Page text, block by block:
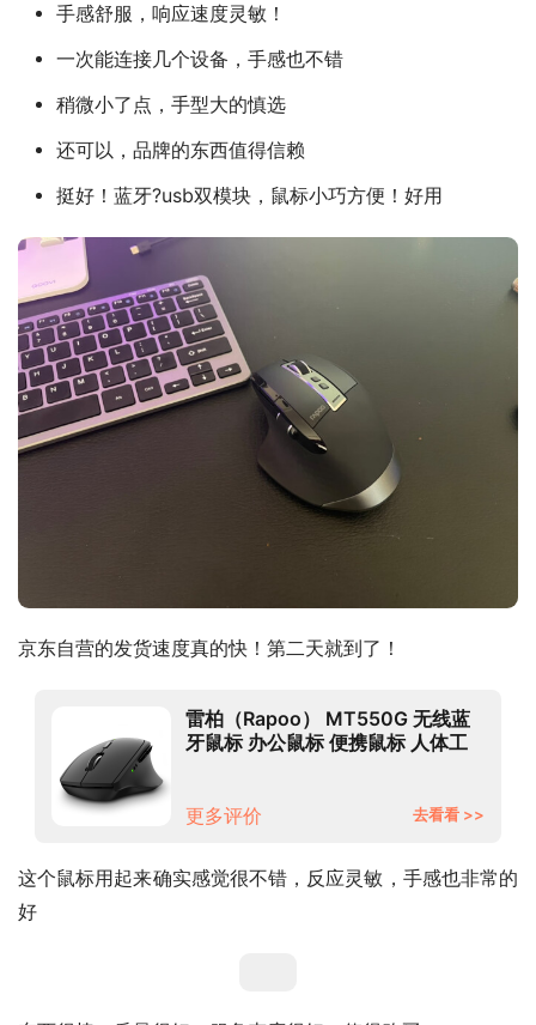
手感舒服，响应速度灵敏！
一次能连接几个设备，手感也不错
稍微小了点，手型大的慎选
还可以，品牌的东西值得信赖
挺好！蓝牙?usb双模块，鼠标小巧方便！好用
京东自营的发货速度真的快！第二天就到了！
雷柏（Rapoo） MT550G 无线蓝
牙鼠标 办公鼠标 便携鼠标 人体工
更多评价 去看看 >>
这个鼠标用起来确实感觉很不错，反应灵敏，手感也非常的
好